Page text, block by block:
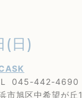
(日)
442-4690
中希望が丘